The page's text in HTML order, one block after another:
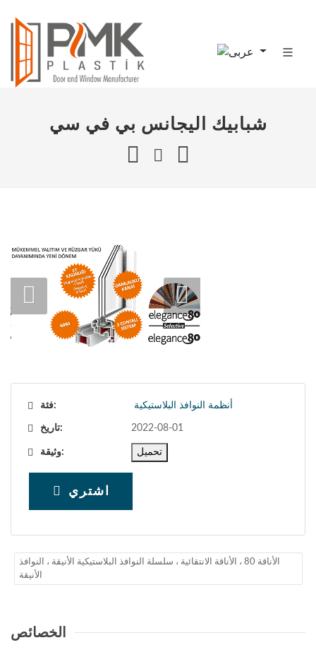
شبابيك اليجانس بي في سي
فئة: أنظمة النوافذ البلاستيكية
تاريخ: 2022-08-01
وثيقة: تحميل
اشتري
الأناقة 80 ، الأناقة الانتقائية ، سلسلة النوافذ البلاستيكية الأنيقة ، النوافذ
الأنيقة
الخصائص